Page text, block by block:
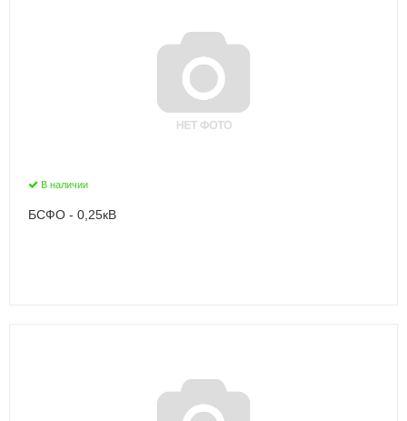
В наличии
БСФО - 0,25кВ